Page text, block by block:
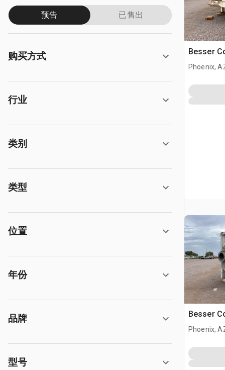
预告 已售出
购买方式
行业
类别
类型
位置
年份
品牌
型号
Besser
Phoenix,
Besser
Phoenix,